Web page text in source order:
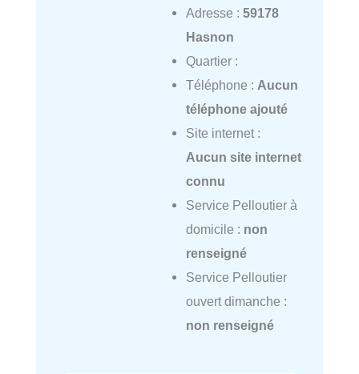
Adresse : 59178
Hasnon
Quartier :
Téléphone : Aucun
téléphone ajouté
Site internet :
Aucun site internet
connu
Service Pelloutier à
domicile : non
renseigné
Service Pelloutier
ouvert dimanche :
non renseigné